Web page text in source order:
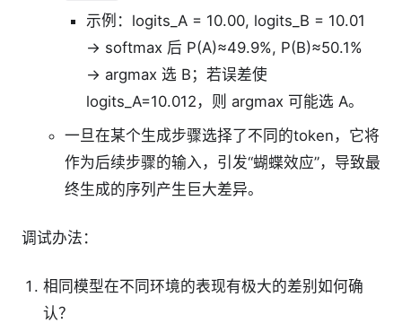
示例：logits_A = 10.00, logits_B = 10.01
→ softmax 后 P(A)≈49.9%, P(B)≈50.1%
→ argmax 选 B；若误差使
logits_A=10.012，则 argmax 可能选 A。
一旦在某个生成步骤选择了不同的token，它将
作为后续步骤的输入，引发“蝴蝶效应”，导致最
终生成的序列产生巨大差异。
调试办法：
相同模型在不同环境的表现有极大的差别如何确
认？